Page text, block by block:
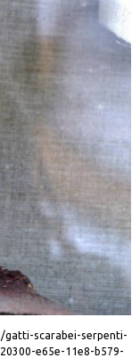
gatti-scarabei-serpenti-
e65e-11e8-b579-